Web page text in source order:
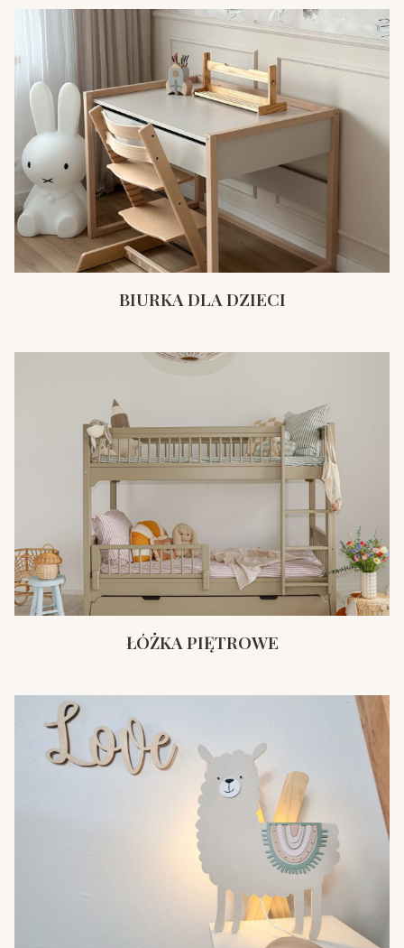
BIURKA DLA DZIECI
ŁÓŻKA PIĘTROWE